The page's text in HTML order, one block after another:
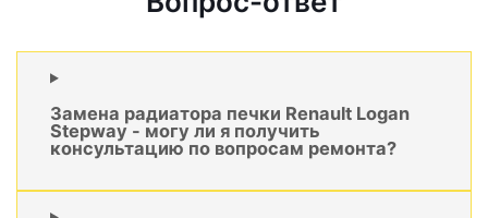
Замена радиатора печки Renault Logan
Stepway - могу ли я получить
консультацию по вопросам ремонта?